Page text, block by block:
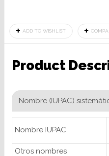
ADD TO WISHLIST
Product
Nombre (IUPAC)
Nombre IUPAC
Otros nombres